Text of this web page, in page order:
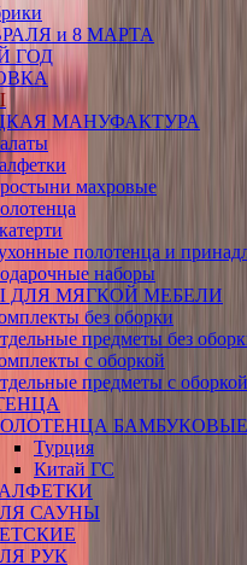
и 8 МАРТА
ГОД
МАНУФАКТУРА
махровые
полотенца и
наборы
ДЛЯ МЯГКОЙ МЕБЕЛИ
без оборки
предметы без
с оборкой
предметы с оборкой
БАМБУКОВЫЕ
Турция
Китай ГС
САУНЫ
РУК